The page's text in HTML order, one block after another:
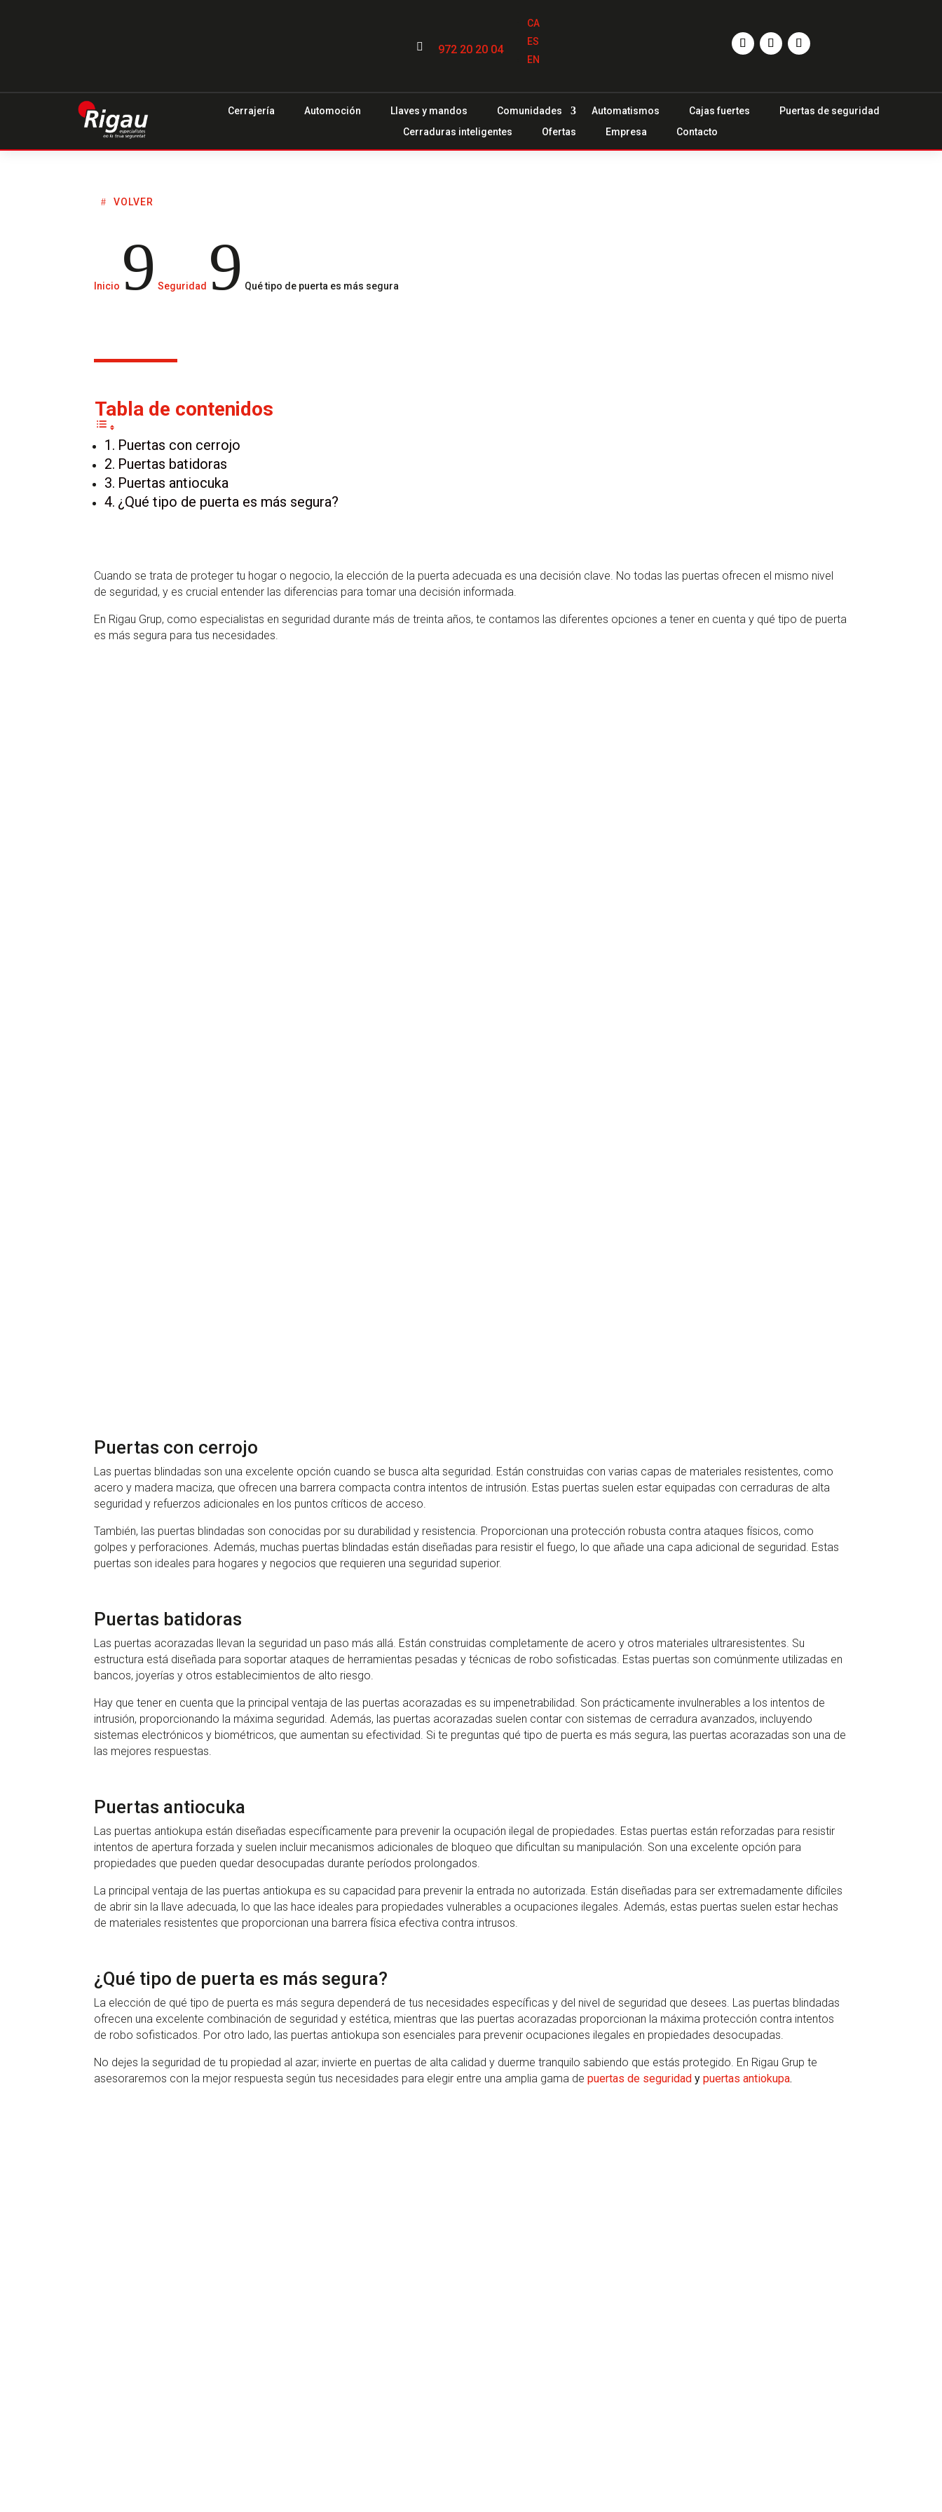
 972 20 20 04
CA
ES
EN
Cerrajería Automoción Llaves y mandos Comunidades Automatismos Cajas fuertes
Puertas de seguridad
Cerraduras inteligentes
Ofertas Empresa Contacto
VOLVER
Inicio 9 Seguridad 9 Qué tipo de puerta es más segura
Tabla de contenidos
Puertas con cerrojo
Puertas batidoras
Puertas antiocuka
¿Qué tipo de puerta es más segura?
Cuando se trata de proteger tu hogar o negocio, la elección de la puerta adecuada es una decisión clave. No todas las puertas ofrecen el mismo nivel
de seguridad, y es crucial entender las diferencias para tomar una decisión informada.
En Rigau Grup, como especialistas en seguridad durante más de treinta años, te contamos las diferentes opciones a tener en cuenta y qué tipo de puerta
es más segura para tus necesidades.
Puertas con cerrojo
Las puertas blindadas son una excelente opción cuando se busca alta seguridad. Están construidas con varias capas de materiales resistentes, como
acero y madera maciza, que ofrecen una barrera compacta contra intentos de intrusión. Estas puertas suelen estar equipadas con cerraduras de alta
seguridad y refuerzos adicionales en los puntos críticos de acceso.
También, las puertas blindadas son conocidas por su durabilidad y resistencia. Proporcionan una protección robusta contra ataques físicos, como
golpes y perforaciones. Además, muchas puertas blindadas están diseñadas para resistir el fuego, lo que añade una capa adicional de seguridad. Estas
puertas son ideales para hogares y negocios que requieren una seguridad superior.
Puertas batidoras
Las puertas acorazadas llevan la seguridad un paso más allá. Están construidas completamente de acero y otros materiales ultraresistentes. Su
estructura está diseñada para soportar ataques de herramientas pesadas y técnicas de robo sofisticadas. Estas puertas son comúnmente utilizadas en
bancos, joyerías y otros establecimientos de alto riesgo.
Hay que tener en cuenta que la principal ventaja de las puertas acorazadas es su impenetrabilidad. Son prácticamente invulnerables a los intentos de
intrusión, proporcionando la máxima seguridad. Además, las puertas acorazadas suelen contar con sistemas de cerradura avanzados, incluyendo
sistemas electrónicos y biométricos, que aumentan su efectividad. Si te preguntas qué tipo de puerta es más segura, las puertas acorazadas son una de
las mejores respuestas.
Puertas antiocuka
Las puertas antiokupa están diseñadas específicamente para prevenir la ocupación ilegal de propiedades. Estas puertas están reforzadas para resistir
intentos de apertura forzada y suelen incluir mecanismos adicionales de bloqueo que dificultan su manipulación. Son una excelente opción para
propiedades que pueden quedar desocupadas durante períodos prolongados.
La principal ventaja de las puertas antiokupa es su capacidad para prevenir la entrada no autorizada. Están diseñadas para ser extremadamente difíciles
de abrir sin la llave adecuada, lo que las hace ideales para propiedades vulnerables a ocupaciones ilegales. Además, estas puertas suelen estar hechas
de materiales resistentes que proporcionan una barrera física efectiva contra intrusos.
¿Qué tipo de puerta es más segura?
La elección de qué tipo de puerta es más segura dependerá de tus necesidades específicas y del nivel de seguridad que desees. Las puertas blindadas
ofrecen una excelente combinación de seguridad y estética, mientras que las puertas acorazadas proporcionan la máxima protección contra intentos
de robo sofisticados. Por otro lado, las puertas antiokupa son esenciales para prevenir ocupaciones ilegales en propiedades desocupadas.
No dejes la seguridad de tu propiedad al azar; invierte en puertas de alta calidad y duerme tranquilo sabiendo que estás protegido. En Rigau Grup te
asesoraremos con la mejor respuesta según tus necesidades para elegir entre una amplia gama depuertas de seguridad y puertas antiokupa.